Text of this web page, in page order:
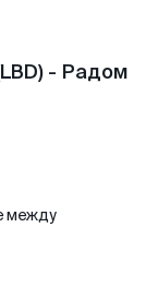
- Радом
между